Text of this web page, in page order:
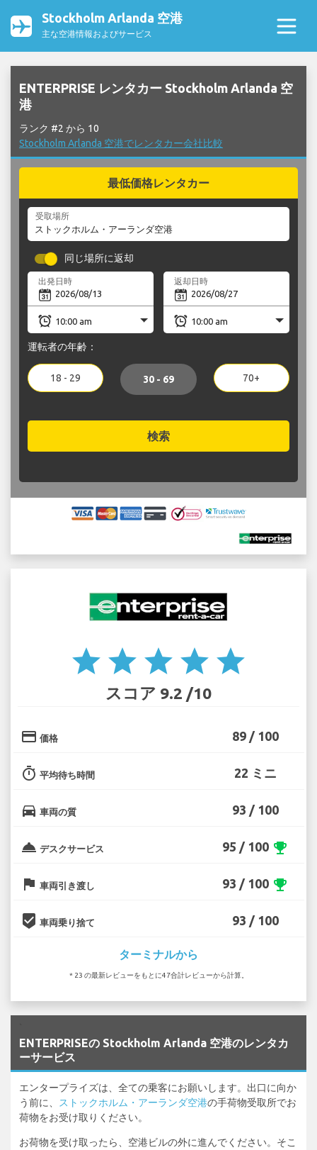
Stockholm Arlanda 空港
主な空港情報およびサービス
ENTERPRISE レンタカー Stockholm Arlanda 空
港
ランク #2 から 10
Stockholm Arlanda 空港でレンタカー会社比較
最低価格レンタカー
受取場所
同じ場所に返却
出発日時 返却日時
運転者の年齢：
18 - 29 30 - 69 70+
検索
star star star star star
スコア 9.2 /10
credit_card 価格 89 / 100
timer 平均待ち時間 22 ミニ
directions_car 車両の質 93 / 100
room_service デスクサービス 95 / 100 emoji_events
flag 車両引き渡し 93 / 100 emoji_events
beenhere 車両乗り捨て 93 / 100
ターミナルから
* 23 の最新レビューをもとに47合計レビューから計算。
ENTERPRISEの Stockholm Arlanda 空港のレンタカ
ーサービス
エンタープライズは、全ての乗客にお願いします。出口に向か
う前に、
ストックホルム・アーランダ空港の手荷物受取所でお
荷物をお受け取りください。
お荷物を受け取ったら、空港ビルの外に進んでください。そこ